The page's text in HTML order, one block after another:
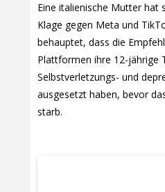
Eine italienische Mutter hat
Klage gegen Meta und
behauptet, dass die
Plattformen ihre 12-jährige
Selbstverletzungs- und
ausgesetzt haben, bevor
starb.